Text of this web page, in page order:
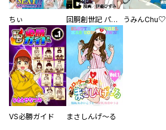
ちぃ 回胴創世記 パチスロを創った男達 うみんChu♡
VS必勝ガイド まさしんげ～る